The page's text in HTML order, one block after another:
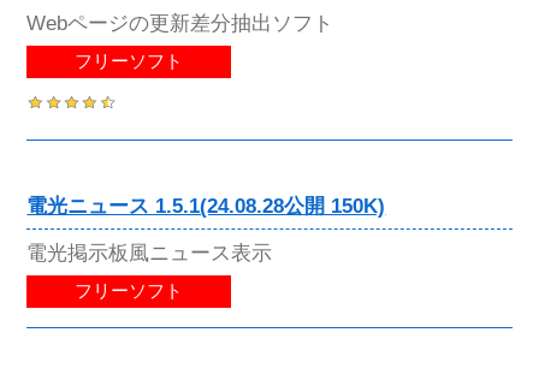
Webページの更新差分抽出ソフト
フリーソフト
電光ニュース 1.5.1(24.08.28公開 150K)
電光掲示板風ニュース表示
フリーソフト